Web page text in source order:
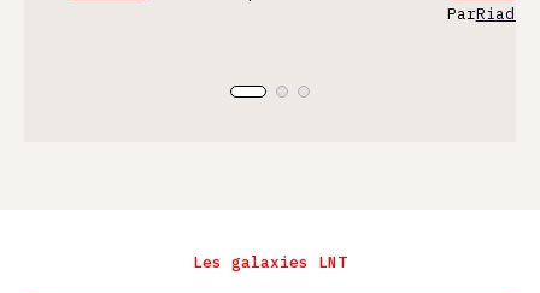
ParRiad
Les galaxies LNT